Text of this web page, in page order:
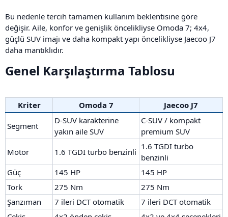
Bu nedenle tercih tamamen kullanım beklentisine göre
değişir. Aile, konfor ve genişlik öncelikliyse Omoda 7; 4x4,
güçlü SUV imajı ve daha kompakt yapı öncelikliyse Jaecoo J7
daha mantıklıdır.
Genel Karşılaştırma Tablosu​
Kriter Omoda 7 Jaecoo J7
Segment
D-SUV karakterine
yakın aile SUV
C-SUV / kompakt
premium SUV
Motor
1.6 TGDI turbo benzinli
1.6 TGDI turbo
benzinli
Güç
145 HP
145 HP
Tork
275 Nm
275 Nm
Şanzıman
7 ileri DCT otomatik
7 ileri DCT otomatik